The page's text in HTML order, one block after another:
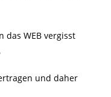
WEB vergisst
und daher